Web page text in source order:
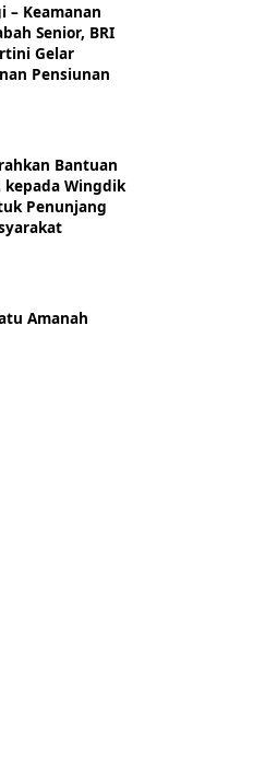
– Keamanan
Senior, BRI
Gelar
Pensiunan
Bantuan
kepada Wingdik
Penunjang
Amanah